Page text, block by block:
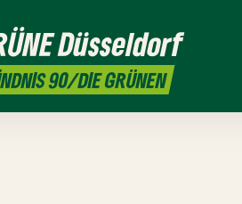
Düsseldorf
90/DIE GRÜNEN